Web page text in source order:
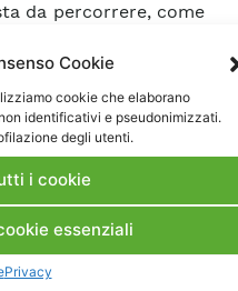
Cookie
cookie che elaborano
identificativi e pseudonimizzati.
degli utenti.
i cookie
essenziali
Privacy
da percorrere, come
diAmazon
pianificato un
di euro in Europa
trasporti dei suoi
prospettiva di dotarsi
come questo possa
una partnership tra
un’adeguata e